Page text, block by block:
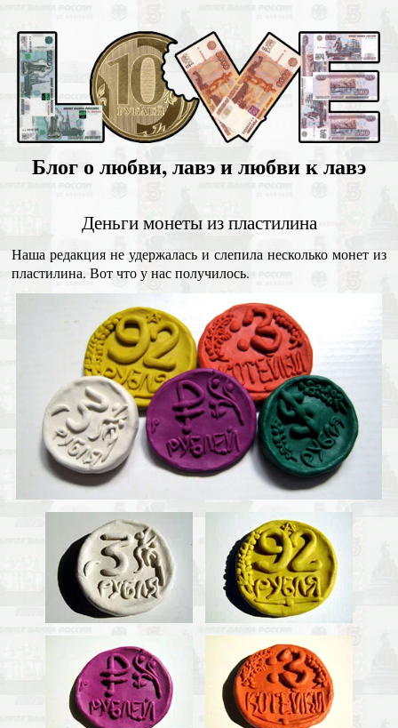
Блог о любви, лавэ и любви к лавэ
Деньги монеты из пластилина
Наша редакция не удержалась и слепила несколько монет из
пластилина. Вот что у нас получилось.